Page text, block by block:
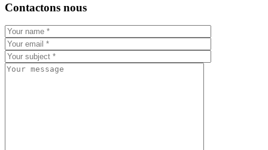
Contactons nous